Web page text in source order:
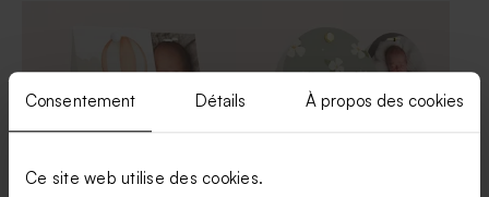
Consentement Détails À propos des cookies
Ce site web utilise des cookies.